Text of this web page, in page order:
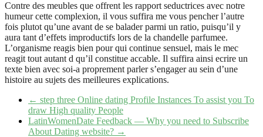
Contre des meubles que offrent les rapport seductrices avec notre
humeur cette complexion, il vous suffira me vous pencher l’autre
fois plutot qu’une avant de se balader parmi un ratio, puisqu’il y
aura tant d’effets improductifs lors de la chandelle parfumee.
L’organisme reagis bien pour qui continue sensuel, mais le mec
reagit tout autant d qu’il constitue accable. Il suffira ainsi ecrire un
texte bien avec soi-a proprement parler s’engager au sein d’une
histoire au sujets des meilleures explications.
← step three Online dating Profile Instances To assist you To
draw High quality People
LatinWomenDate Feedback — Why you need to Subscribe
About Dating website? →